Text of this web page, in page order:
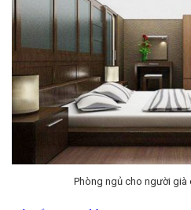
Phòng ngủ cho người già